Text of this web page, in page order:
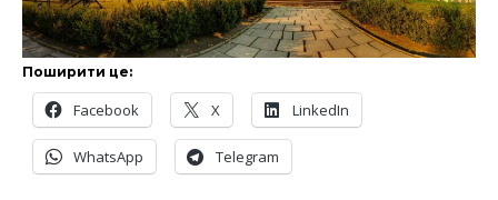
Поширити це:
Facebook X LinkedIn
WhatsApp Telegram